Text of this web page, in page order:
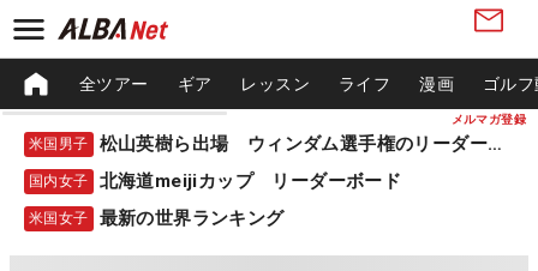
メルマガ登録
全ツアー ギア レッスン ライフ 漫画 ゴル
米国男子 松山英樹ら出場 ウィンダム選手権のリーダーボード
国内女子 北海道meijiカップ リーダーボード
米国女子 最新の世界ランキング